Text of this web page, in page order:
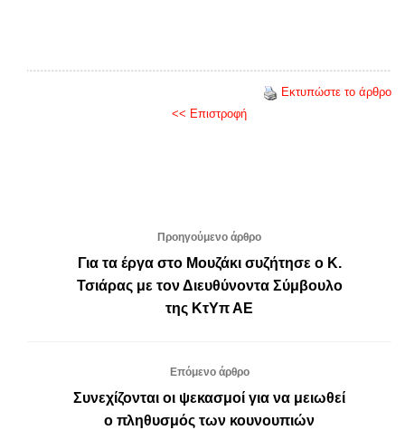
Εκτυπώστε το άρθρο
<< Επιστροφή
Προηγούμενο άρθρο
Για τα έργα στο Μουζάκι συζήτησε ο Κ.
Τσιάρας με τον Διευθύνοντα Σύμβουλο
της ΚτΥπ ΑΕ
Επόμενο άρθρο
Συνεχίζονται οι ψεκασμοί για να μειωθεί
ο πληθυσμός των κουνουπιών